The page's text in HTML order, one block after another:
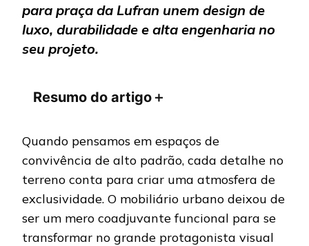
para praça da Lufran unem design de
luxo, durabilidade e alta engenharia no
seu projeto.
Resumo do artigo＋
Quando pensamos em espaços de
convivência de alto padrão, cada detalhe no
terreno conta para criar uma atmosfera de
exclusividade. O mobiliário urbano deixou de
ser um mero coadjuvante funcional para se
transformar no grande protagonista visual